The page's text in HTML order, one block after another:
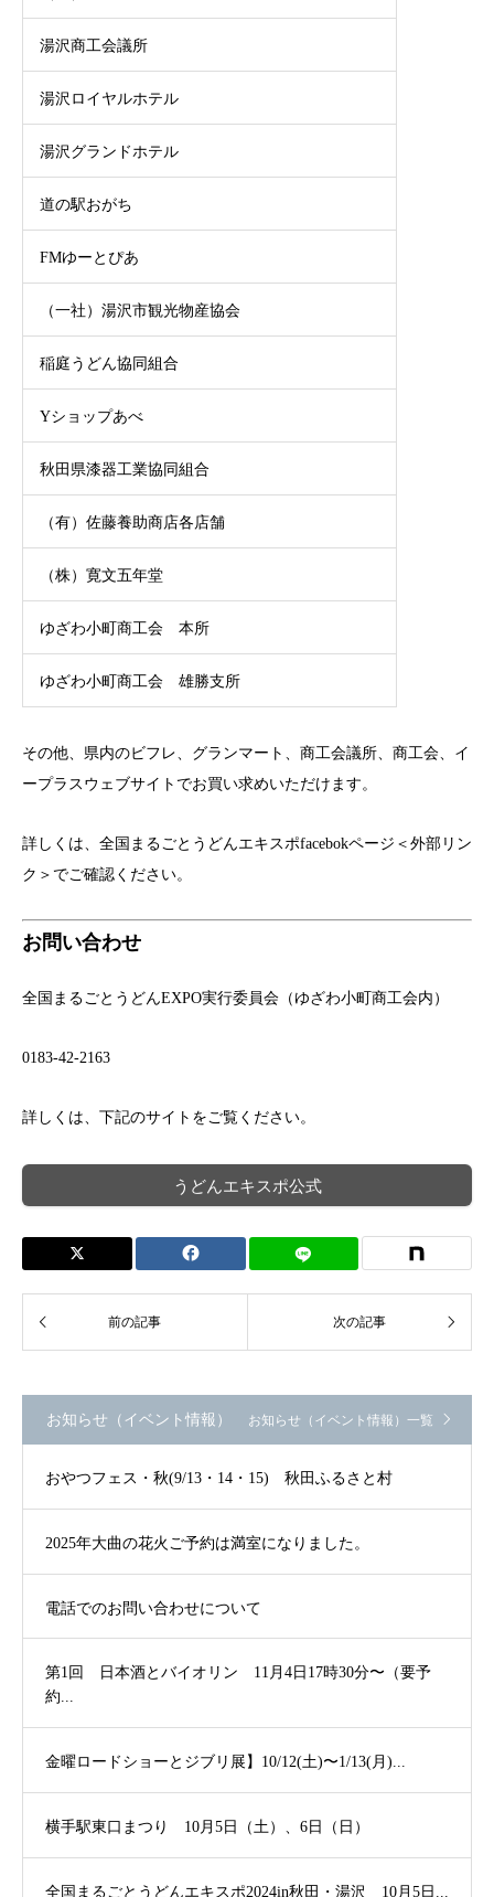
湯沢商工会議所
湯沢ロイヤルホテル
湯沢グランドホテル
道の駅おがち
FMゆーとぴあ
（一社）湯沢市観光物産協会
稲庭うどん協同組合
Yショップあべ
秋田県漆器工業協同組合
（有）佐藤養助商店各店舗
（株）寛文五年堂
ゆざわ小町商工会 本所
ゆざわ小町商工会 雄勝支所
その他、県内のビフレ、グランマート、商工会議所、商工会、イ
ープラスウェブサイトでお買い求めいただけます。
詳しくは、 全国まるごとうどんエキスポfacebokページ ＜外部リン
ク＞ でご確認ください。
お問い合わせ
全国まるごとうどんEXPO実行委員会（ゆざわ小町商工会内）
0183-42-2163
詳しくは、下記のサイトをご覧ください。
うどんエキスポ公式
お知らせ（イベント情報） お知らせ（イベント情報）一覧
おやつフェス・秋(9/13・14・15) 秋田ふるさと村
2025年大曲の花火ご予約は満室になりました。
電話でのお問い合わせについて
第1回 日本酒とバイオリン 11月4日17時30分〜（要予
約...
金曜ロードショーとジブリ展】10/12(土)〜1/13(月)...
横手駅東口まつり 10月5日（土）、6日（日）
全国まるごとうどんエキスポ2024in秋田・湯沢 10月5日...